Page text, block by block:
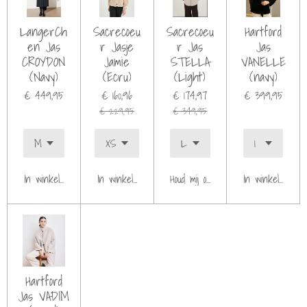
LangerCh
en Jas
CROYDON
(Navy)
€ 449,95
In winkelwagen
Sacrecoeu
r Jasje
Jamie
(Ecru)
€ 160,96
€ 229,95
In winkelwagen
Sacrecoeu
r Jas
STELLA
(Light)
€ 174,97
€ 349,95
Houd mij op de hoogte
Hartford
Jas
VANELLE
(navy)
€ 399,95
In winkelwagen
Hartford
Jas VADIM